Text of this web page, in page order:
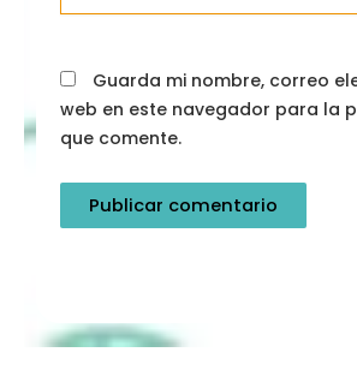
Guarda mi nombre, correo
web en este navegador para la
que comente.